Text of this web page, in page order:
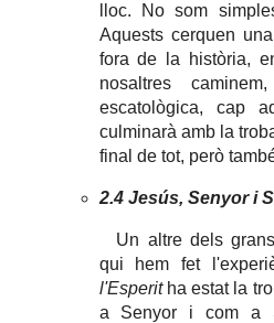
lloc. No som
Aquests cerquen
fora de la història,
nosaltres
escatològica, cap
culminarà amb la
final de tot, però
2.4 Jesús, Senyor i
Un altre dels
qui hem fet
l'Esperitha estat la
a Senyor i com a